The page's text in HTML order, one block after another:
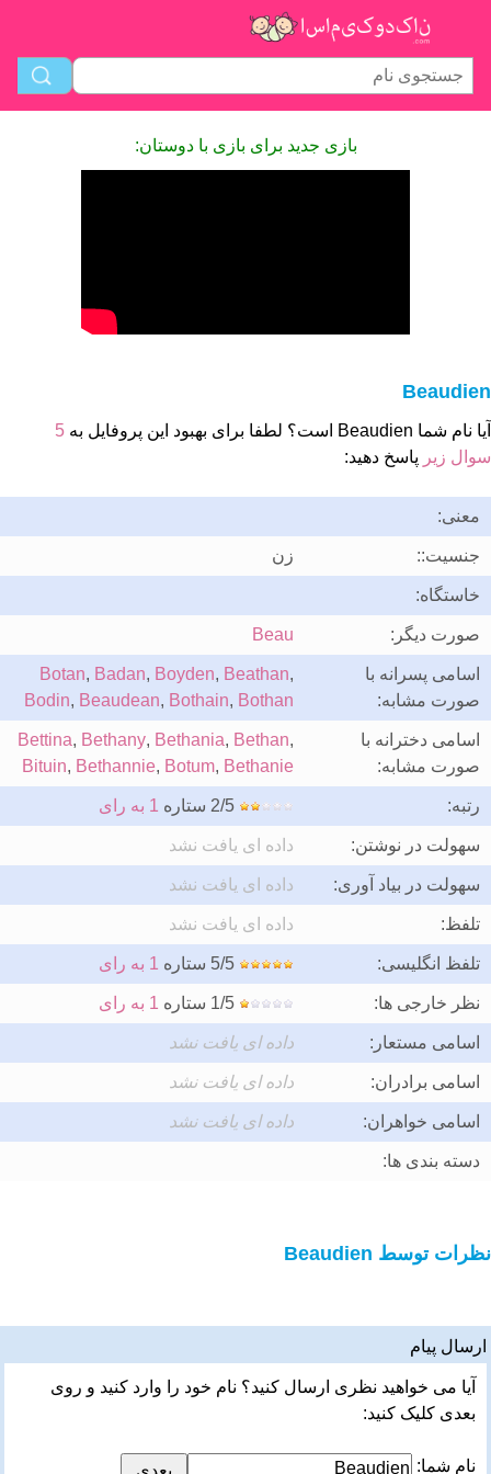
بازی جدید برای بازی با دوستان:
Beaudien
آیا نام شما Beaudien است؟ لطفا برای بهبود این پروفایل به
5
سوال زیر پاسخ دهید:
معنی:
جنسیت:: زن
خاستگاه:
صورت دیگر: Beau
اسامی پسرانه با
صورت مشابه:
Botan, Badan, Boyden, Beathan,
Bodin, Beaudean, Bothain, Bothan
اسامی دخترانه با
صورت مشابه:
Bettina, Bethany, Bethania, Bethan,
Bituin, Bethannie, Botum, Bethanie
رتبه: 1 به رای
سهولت در نوشتن: داده ای یافت نشد
سهولت در بیاد آوری: داده ای یافت نشد
تلفظ: داده ای یافت نشد
تلفظ انگلیسی: 1 به رای
نظر خارجی ها: 1 به رای
اسامی مستعار: داده ای یافت نشد
اسامی برادران: داده ای یافت نشد
اسامی خواهران: داده ای یافت نشد
دسته بندی ها:
نظرات توسط Beaudien
ارسال پیام
آیا می خواهید نظری ارسال کنید؟ نام خود را وارد کنید و روی
بعدی کلیک کنید:
نام شما: